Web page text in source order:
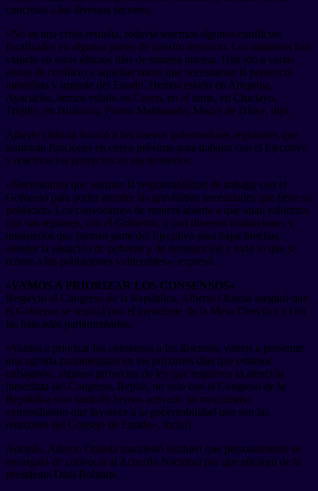
concretas a los diversos sectores.
«No es una crisis resuelta, todavía tenemos algunos conflictos
focalizados en algunas partes de nuestro territorio. Los ministros han
viajado en estos últimos días de manera intensa. Han ido a varias
zonas de conflicto y aquellas zonas que necesitaban la presencia
inmediata y urgente del Estado. Hemos estado en Arequipa,
Ayacucho, hemos estado en Cusco, en el norte, en Chiclayo,
Trujillo, en Huánuco, Puerto Maldonado, Madre de Dios», dijo.
Alberto Otárola invocó a los nuevos gobernadores regionales que
asumirán funciones en enero próximo para trabajar con el Ejecutivo
y reactivar los proyectos en sus territorios.
«Necesitamos que asuman la responsabilidad de trabajar con el
Gobierno para poder atender las gravísimas necesidades que tiene su
población. Los convocamos de manera abierta a que unan esfuerzos
con sus regiones, con el Gobierno, y con diversas instituciones y
ministerios que forman parte del Ejecutivo para bajar brechas,
atender la situación de pobreza y de desnutrición y todo lo que se
refiere a las poblaciones vulnerables», expresó.
«VAMOS A PRIORIZAR LOS CONSENSOS»
Respecto al Congreso de la República, Alberto Otárola aseguró que
el Gobierno se reunirá con el presidente de la Mesa Directiva y con
las bancadas parlamentarias.
«Vamos a priorizar los consensos a los disensos, vamos a presentar
una agenda parlamentaria en los próximos días que estamos
trabajando, algunos proyectos de ley que requieren la atención
inmediata del Congreso. Repito, no solo con el Congreso de la
República sino también hemos activado un mecanismo
extraordinario que favorece a la gobernabilidad que son las
reuniones del Consejo de Estado», indicó.
Además, Alberto Otárola manifestó también que personalmente se
encargará de convocar al Acuerdo Nacional por que encargo de la
presidenta Dina Boluarte.